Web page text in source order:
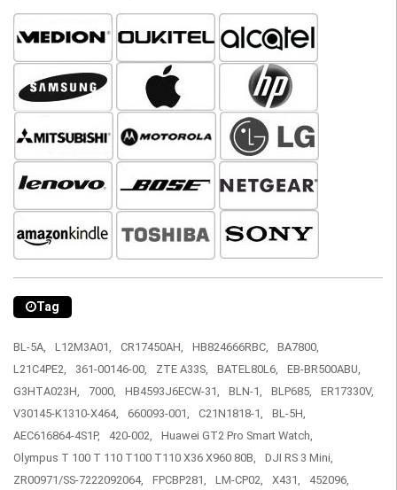
Tag
BL-5A, L12M3A01, CR17450AH, HB824666RBC,
BA7800,
L21C4PE2,
361-00146-00, ZTE A33S, BATEL80L6,
EB-BR500ABU,
G3HTA023H,
7000, HB4593J6ECW-31, BLN-1, BLP685,
ER17330V,
V30145-K1310-X464,
660093-001, C21N1818-1,
BL-5H,
AEC616864-4S1P,
420-002,
Huawei GT2 Pro Smart Watch,
Olympus T 100 T 110 T100 T110 X36 X960 80B,
DJI RS 3 Mini,
ZR00971/SS-7222092064,
FPCBP281, LM-CP02, X431, 452096,